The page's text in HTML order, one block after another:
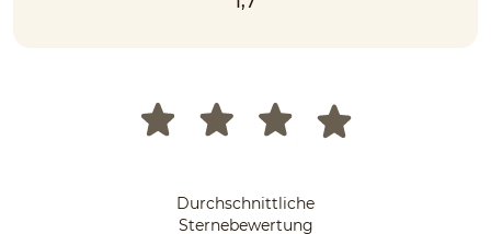
Durchschnittliche
Sternebewertung